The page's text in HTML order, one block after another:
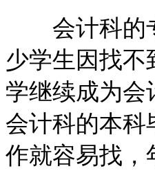
会计科的专
少学生因找
学继续成为会
会计科的本科
作就容易找，